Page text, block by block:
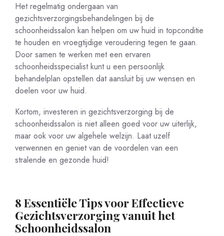
Het regelmatig ondergaan van
gezichtsverzorgingsbehandelingen bij de
schoonheidssalon kan helpen om uw huid in topconditie
te houden en vroegtijdige veroudering tegen te gaan.
Door samen te werken met een ervaren
schoonheidsspecialist kunt u een persoonlijk
behandelplan opstellen dat aansluit bij uw wensen en
doelen voor uw huid.
Kortom, investeren in gezichtsverzorging bij de
schoonheidssalon is niet alleen goed voor uw uiterlijk,
maar ook voor uw algehele welzijn. Laat uzelf
verwennen en geniet van de voordelen van een
stralende en gezonde huid!
8 Essentiële Tips voor Effectieve
Gezichtsverzorging vanuit het
Schoonheidssalon